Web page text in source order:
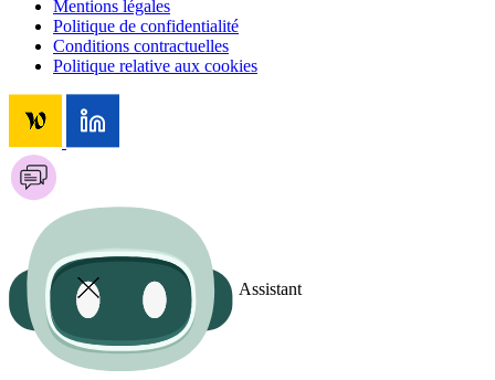
Mentions légales
Politique de confidentialité
Conditions contractuelles
Politique relative aux cookies
Assistant